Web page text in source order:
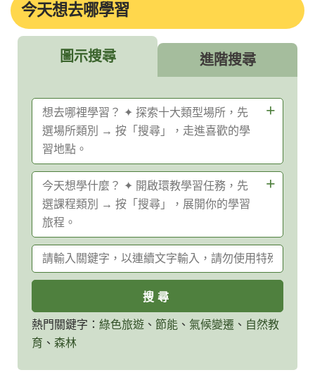
今天想去哪學習
圖示搜尋 進階搜尋
想去哪裡學習？ ✦ 探索十大類型場所，先
選場所類別 → 按「搜尋」，走進喜歡的學
習地點。
請
擇
設
施
場
所
自然/生態教育中
心
國家公園/都會公
園
今天想學什麼？ ✦ 開啟環教學習任務，先
選課程類別 → 按「搜尋」，展開你的學習
旅程。
請
選
擇
教
課
自然生態 森林資源
關
鍵
字
詢
熱門關鍵字： 綠色旅遊 、 節能 、 氣候變遷 、 自然教
育 、 森林